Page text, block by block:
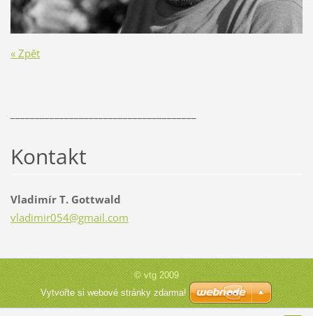
« Zpět
Kontakt
Vladimír T. Gottwald
vladimir054@gmail.com
© vtg 2009
Vytvořte si webové stránky zdarma!